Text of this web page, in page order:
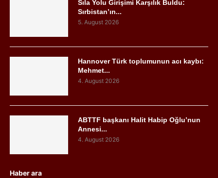
Sıla Yolu Girişimi Karşılık Buldu:
Sırbistan’ın...
5. August 2026
Hannover Türk toplumunun acı kaybı:
Mehmet...
4. August 2026
ABTTF başkanı Halit Habip Oğlu’nun
Annesi...
4. August 2026
Haber ara